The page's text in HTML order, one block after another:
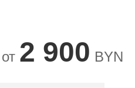
2 900 BYN